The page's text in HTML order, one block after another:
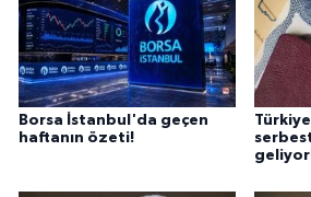
Borsa İstanbul'da geçen
haftanın özeti!